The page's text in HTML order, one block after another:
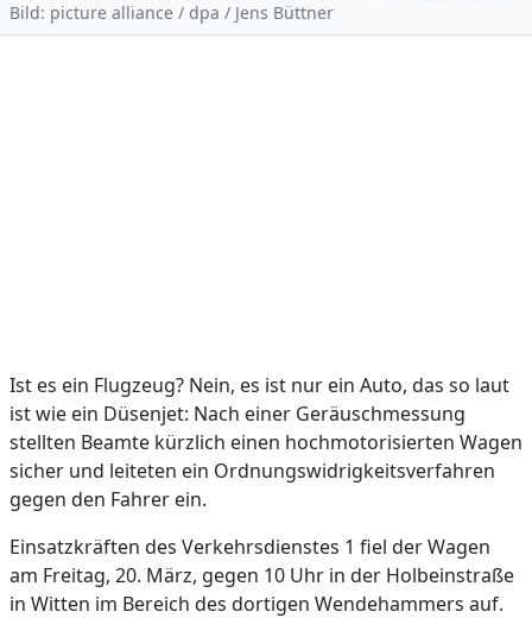
Bild: picture alliance / dpa / Jens Büttner
Ist es ein Flugzeug? Nein, es ist nur ein Auto, das so laut
ist wie ein Düsenjet: Nach einer Geräuschmessung
stellten Beamte kürzlich einen hochmotorisierten Wagen
sicher und leiteten ein Ordnungswidrigkeitsverfahren
gegen den Fahrer ein.
Einsatzkräften des Verkehrsdienstes 1 fiel der Wagen
am Freitag, 20. März, gegen 10 Uhr in der Holbeinstraße
in Witten im Bereich des dortigen Wendehammers auf.